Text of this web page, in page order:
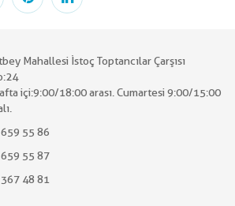
Mahallesi İstoç Toptancılar Çarşısı
içi:9:00/18:00 arası. Cumartesi 9:00/15:00
55 86
55 87
48 81